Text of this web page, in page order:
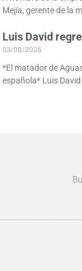
Mejía, gerente de la
Luis David
03/08/2026
*El matador de
española* Luis